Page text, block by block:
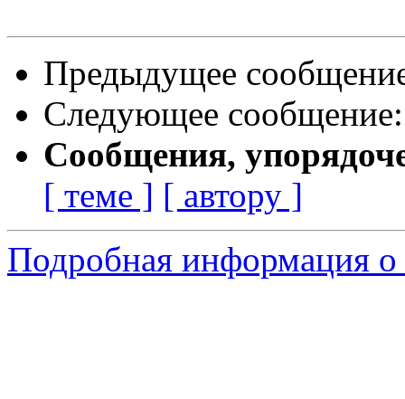
Предыдущее
Следующее
Сообщения,
[ теме ] [ автору ]
Подробная информация о